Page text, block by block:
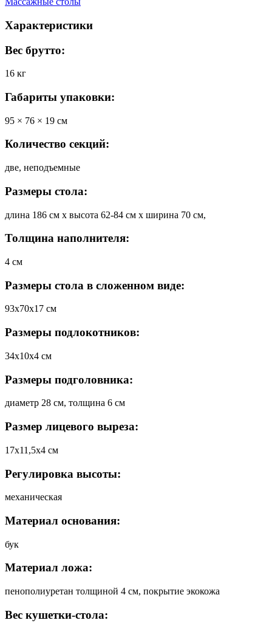
Характеристики
Вес брутто:
16 кг
Габариты упаковки:
95 × 76 × 19 см
Количество секций:
две, неподъемные
Размеры стола:
длина 186 см х высота 62-84 см х ширина 70 см,
Толщина наполнителя:
4 см
Размеры стола в сложенном виде:
93х70х17 см
Размеры подлокотников:
34х10х4 см
Размеры подголовника:
диаметр 28 см, толщина 6 см
Размер лицевого выреза:
17х11,5х4 см
Регулировка высоты:
механическая
Материал основания:
бук
Материал ложа:
пенополиуретан толщиной 4 см, покрытие экокожа
Вес кушетки-стола: